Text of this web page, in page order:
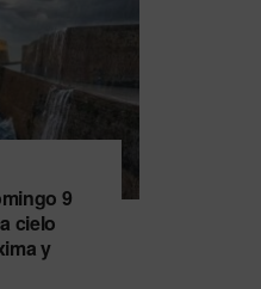
9
cielo
y